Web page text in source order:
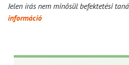
Jelen írás nem minősül befektetési
információ